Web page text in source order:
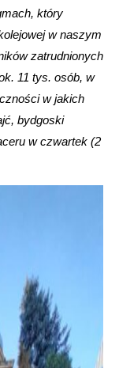
który
w naszym
zatrudnionych
11 tys. osób, w
w jakich
bydgoski
w czwartek (2